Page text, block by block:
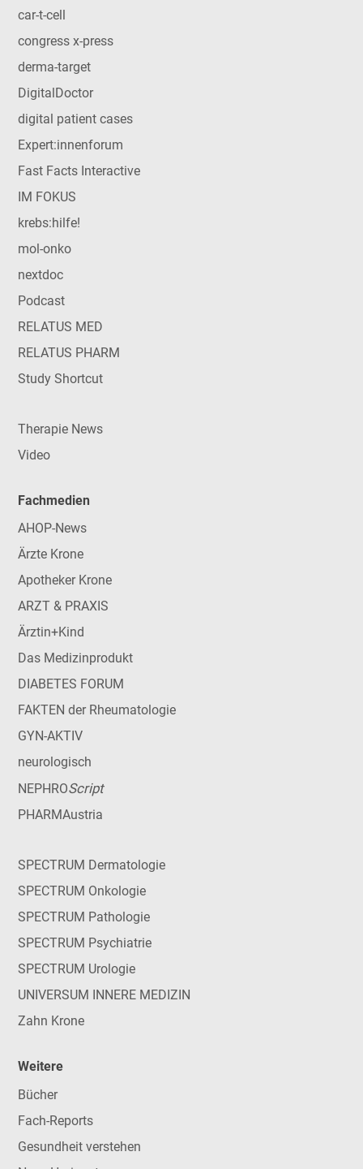
car-t-cell
congress x-press
derma-target
DigitalDoctor
digital patient cases
Expert:innenforum
Fast Facts Interactive
IM FOKUS
krebs:hilfe!
mol-onko
nextdoc
Podcast
RELATUS MED
RELATUS PHARM
Study Shortcut
Therapie News
Video
Fachmedien
AHOP-News
Ärzte Krone
Apotheker Krone
ARZT & PRAXIS
Ärztin+Kind
Das Medizinprodukt
DIABETES FORUM
FAKTEN der Rheumatologie
GYN-AKTIV
neurologisch
NEPHROScript
PHARMAustria
SPECTRUM Dermatologie
SPECTRUM Onkologie
SPECTRUM Pathologie
SPECTRUM Psychiatrie
SPECTRUM Urologie
UNIVERSUM INNERE MEDIZIN
Zahn Krone
Weitere
Bücher
Fach-Reports
Gesundheit verstehen